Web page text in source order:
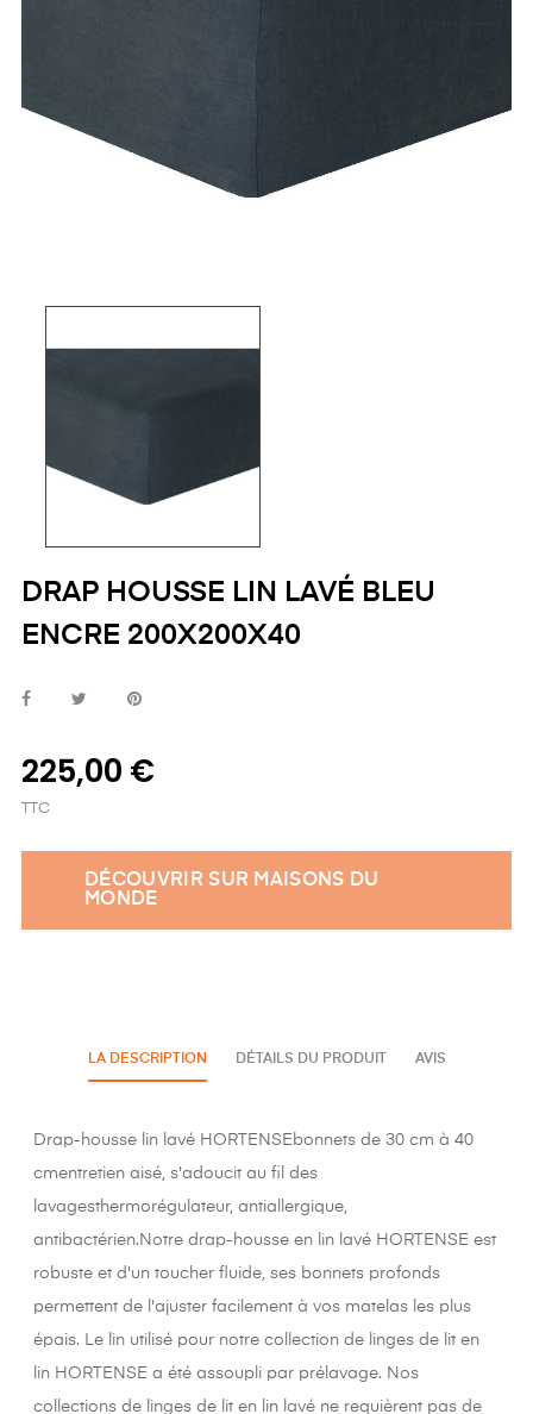
DRAP HOUSSE LIN LAVÉ BLEU
ENCRE 200X200X40
225,00 €
TTC
DÉCOUVRIR SUR MAISONS DU
MONDE
LA DESCRIPTION DÉTAILS DU PRODUIT AVIS
Drap-housse lin lavé HORTENSEbonnets de 30 cm à 40
cmentretien aisé, s'adoucit au fil des
lavagesthermorégulateur, antiallergique,
antibactérien.Notre drap-housse en lin lavé HORTENSE est
robuste et d'un toucher fluide, ses bonnets profonds
permettent de l'ajuster facilement à vos matelas les plus
épais. Le lin utilisé pour notre collection de linges de lit en
lin HORTENSE a été assoupli par prélavage. Nos
collections de linges de lit en lin lavé ne requièrent pas de